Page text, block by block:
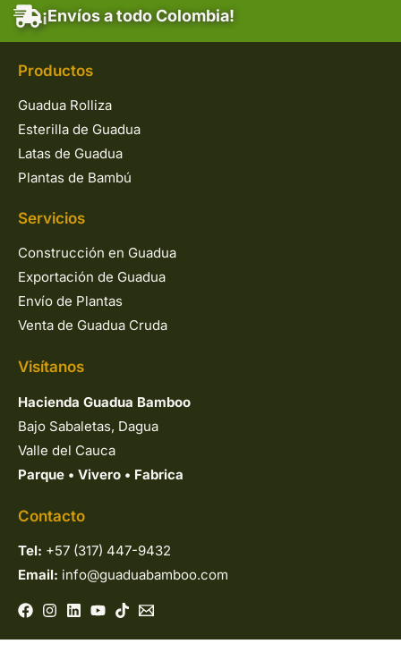
¡Envíos a todo Colombia!
Productos
Guadua Rolliza
Esterilla de Guadua
Latas de Guadua
Plantas de Bambú
Servicios
Construcción en Guadua
Exportación de Guadua
Envío de Plantas
Venta de Guadua Cruda
Visítanos
Hacienda Guadua Bamboo
Bajo Sabaletas, Dagua
Valle del Cauca
Parque • Vivero • Fabrica
Contacto
Tel: +57 (317) 447-9432
Email: info@guaduabamboo.com